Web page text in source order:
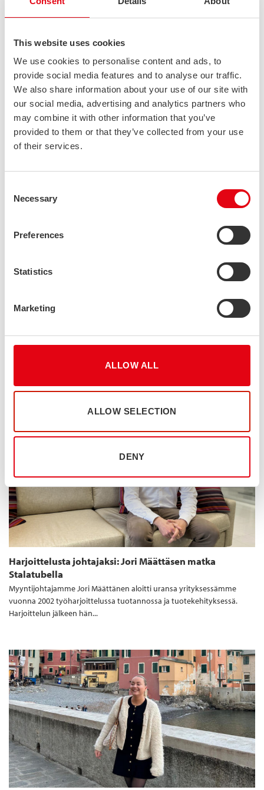
This website uses cookies
We use cookies to personalise content and ads, to
provide social media features and to analyse our traffic.
We also share information about your use of our site with
our social media, advertising and analytics partners who
may combine it with other information that you’ve
provided to them or that they’ve collected from your use
of their services.
Selection
Necessary
Preferences
Statistics
Marketing
ALLOW ALL
ALLOW SELECTION
DENY
Oppimisen ilo ja rohkea suunnanvaihto: Karinan tarina
Stalatubella
ICT Specialist Karina Nikonova liittyi vastavalmistuneena osaajana
stalatubelaisten joukkoon parisen vuotta sitten. Siitä lähtien hän...
Petri Silvennoinen – ura rakentuu mahdollisuuksien
kautta
Petri Silvennoinen aloitti uransa Stalatubella vuonna 2011
varastotyöntekijänä, eikä hänellä ollut tuolloin selkeää suunnitelmaa
Harjoittelusta johtajaksi: Jori Määttäsen matka
Stalatubella
Myyntijohtajamme Jori Määttänen aloitti uransa yrityksessämme
vuonna 2002 työharjoittelussa tuotannossa ja tuotekehityksessä.
Harjoittelun jälkeen hän...